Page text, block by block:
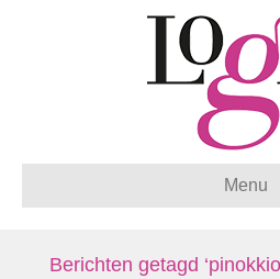
Menu
Berichten getagd